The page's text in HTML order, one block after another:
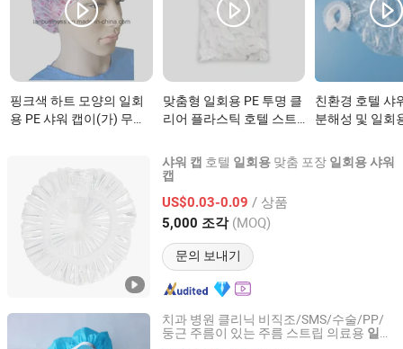
핑크색 하트 모양의 일회
용 PE 샤워 캡이(가) 무엇
맞춤형 일회용 PE 투명 클
리어 플라스틱 호텔 스트
(가) 무엇인가요?
친환경 호텔 샤
분해성 및 일회
샤워 캡 호텔 일회용 맞춤 포장 일회용샤워
캡
US$0.03-0.09 / 상품
5,000 조각 (MOQ)
문의 보내기
Jiangsu Leju Cosmetics Co., Ltd.
Jiangsu, China 이후 2025
치과 병원 클리닉 비직조/SMS/수술/PP/
둥근 주름이 있는 주름 스트립 의료용 일회
Suzhou Upline Medical Products Co., Ltd.